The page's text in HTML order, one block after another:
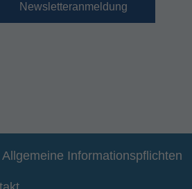
Newsletteranmeldung
Allgemeine Informationspflichten